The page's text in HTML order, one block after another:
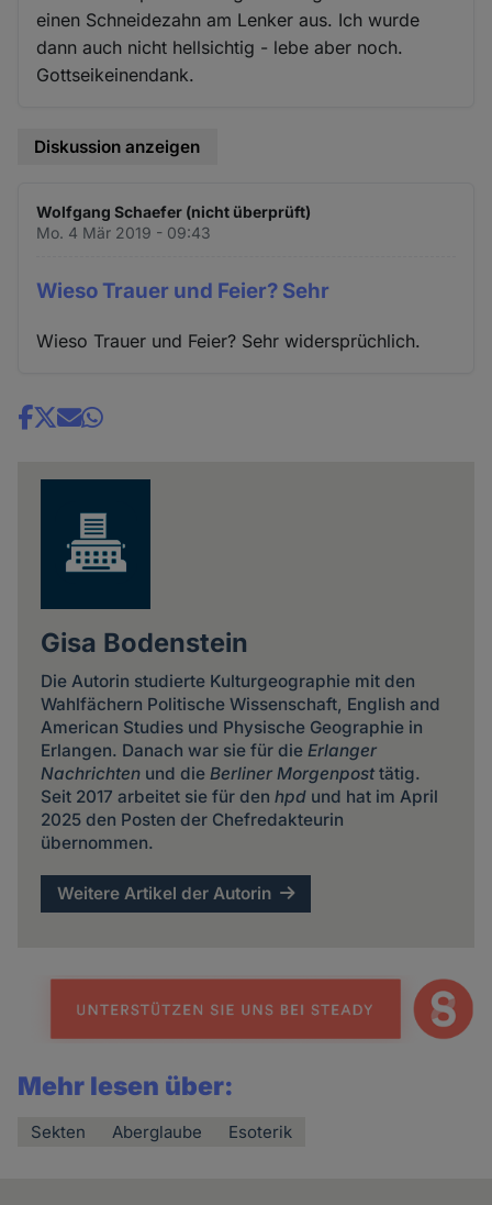
einen Schneidezahn am Lenker aus. Ich wurde
dann auch nicht hellsichtig - lebe aber noch.
Gottseikeinendank.
Diskussion anzeigen
Wolfgang Schaefer (nicht überprüft)
Mo. 4 Mär 2019 - 09:43
Wieso Trauer und Feier? Sehr
Wieso Trauer und Feier? Sehr widersprüchlich.
Share
Gisa Bodenstein
Die Autorin studierte Kulturgeographie mit den
Wahlfächern Politische Wissenschaft, English and
American Studies und Physische Geographie in
Erlangen. Danach war sie für die Erlanger
Nachrichtenund die Berliner Morgenposttätig.
Seit 2017 arbeitet sie für den hpdund hat im April
2025 den Posten der Chefredakteurin
übernommen.
Weitere Artikel der Autorin
Mehr lesen über:
Sekten Aberglaube Esoterik